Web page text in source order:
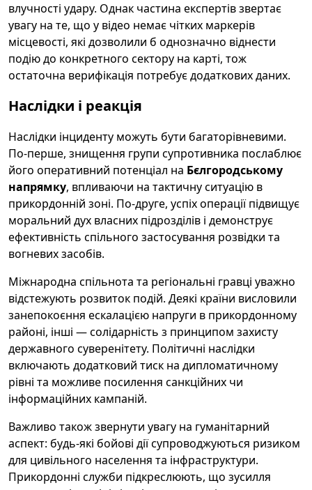
влучності удару. Однак частина експертів звертає
увагу на те, що у відео немає чітких маркерів
місцевості, які дозволили б однозначно віднести
подію до конкретного сектору на карті, тож
остаточна верифікація потребує додаткових даних.
Наслідки і реакція
Наслідки інциденту можуть бути багаторівневими.
По-перше, знищення групи супротивника послаблює
його оперативний потенціал на Бєлгородському
напрямку, впливаючи на тактичну ситуацію в
прикордонній зоні. По-друге, успіх операції підвищує
моральний дух власних підрозділів і демонструє
ефективність спільного застосування розвідки та
вогневих засобів.
Міжнародна спільнота та регіональні гравці уважно
відстежують розвиток подій. Деякі країни висловили
занепокоєння ескалацією напруги в прикордонному
районі, інші — солідарність з принципом захисту
державного суверенітету. Політичні наслідки
включають додатковий тиск на дипломатичному
рівні та можливе посилення санкційних чи
інформаційних кампаній.
Важливо також звернути увагу на гуманітарний
аспект: будь-які бойові дії супроводжуються ризиком
для цивільного населення та інфраструктури.
Прикордонні служби підкреслюють, що зусилля